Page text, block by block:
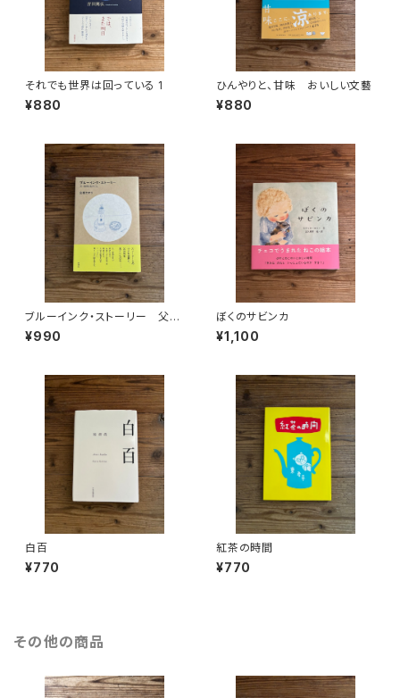
それでも世界は回っている 1
¥880
ひんやりと、甘味 おいしい文藝
¥880
ブルーインク・ストーリー 父・
安西水丸のこと
¥990
ぼくのサビンカ
¥1,100
白百
¥770
紅茶の時間
¥770
その他の商品